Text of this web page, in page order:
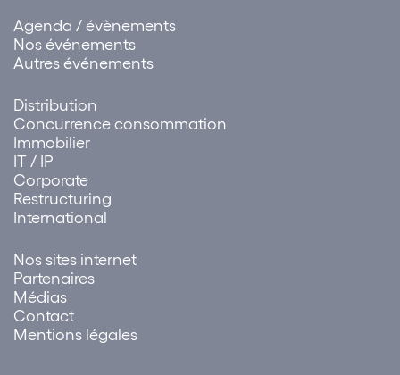
Agenda / évènements
Nos événements
Autres événements
Distribution
Concurrence consommation
Immobilier
IT / IP
Corporate
Restructuring
International
Nos sites internet
Partenaires
Médias
Contact
Mentions légales